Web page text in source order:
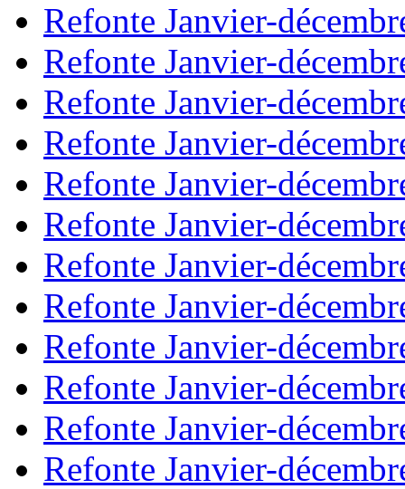
Refonte Janvier-
Refonte Janvier-
Refonte Janvier-
Refonte Janvier-
Refonte Janvier-
Refonte Janvier-
Refonte Janvier-
Refonte Janvier-
Refonte Janvier-
Refonte Janvier-
Refonte Janvier-
Refonte Janvier-